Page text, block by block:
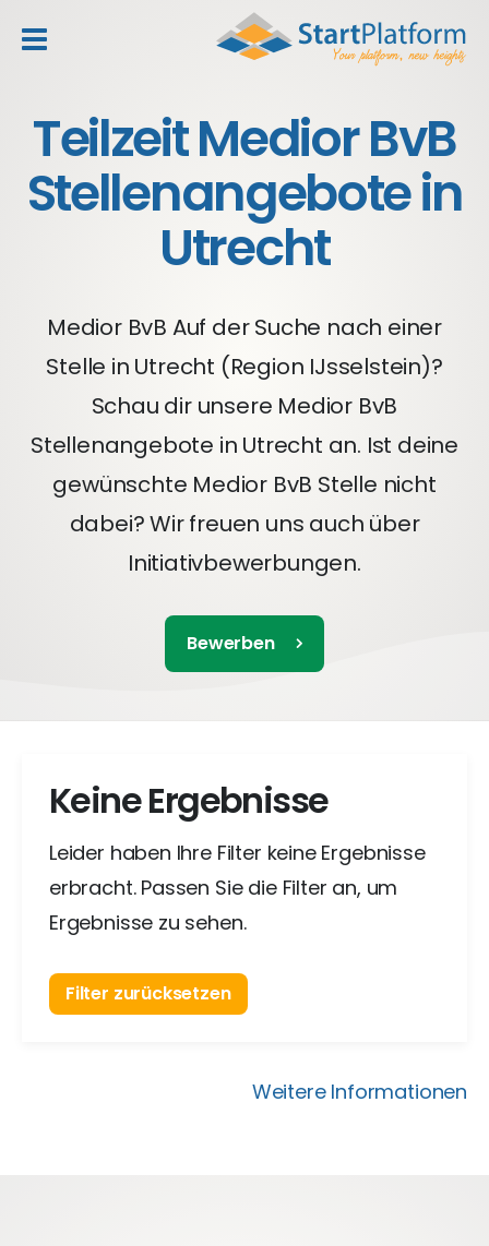
Teilzeit Medior BvB
Stellenangebote in
Utrecht
Medior BvB Auf der Suche nach einer
Stelle in Utrecht (Region IJsselstein)?
Schau dir unsere Medior BvB
Stellenangebote in Utrecht an. Ist deine
gewünschte Medior BvB Stelle nicht
dabei? Wir freuen uns auch über
Initiativbewerbungen.
Bewerben
Keine Ergebnisse
Leider haben Ihre Filter keine Ergebnisse
erbracht. Passen Sie die Filter an, um
Ergebnisse zu sehen.
Filter zurücksetzen
Weitere Informationen
header_toggle_navigation